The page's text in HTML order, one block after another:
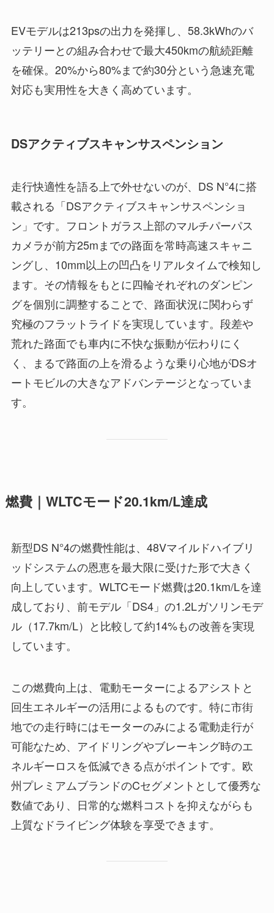
EVモデルは213psの出力を発揮し、58.3kWhのバ
ッテリーとの組み合わせで最大450kmの航続距離
を確保。20%から80%まで約30分という急速充電
対応も実用性を大きく高めています。
DSアクティブスキャンサスペンション
走行快適性を語る上で外せないのが、DS N°4に搭
載される「DSアクティブスキャンサスペンショ
ン」です。フロントガラス上部のマルチパーパス
カメラが前方25mまでの路面を常時高速スキャニ
ングし、10mm以上の凹凸をリアルタイムで検知し
ます。その情報をもとに四輪それぞれのダンピン
グを個別に調整することで、路面状況に関わらず
究極のフラットライドを実現しています。段差や
荒れた路面でも車内に不快な振動が伝わりにく
く、まるで路面の上を滑るような乗り心地がDSオ
ートモビルの大きなアドバンテージとなっていま
す。
燃費｜WLTCモード20.1km/L達成
新型DS N°4の燃費性能は、48Vマイルドハイブリ
ッドシステムの恩恵を最大限に受けた形で大きく
向上しています。WLTCモード燃費は20.1km/Lを達
成しており、前モデル「DS4」の1.2Lガソリンモデ
ル（17.7km/L）と比較して約14%もの改善を実現
しています。
この燃費向上は、電動モーターによるアシストと
回生エネルギーの活用によるものです。特に市街
地での走行時にはモーターのみによる電動走行が
可能なため、アイドリングやブレーキング時のエ
ネルギーロスを低減できる点がポイントです。欧
州プレミアムブランドのCセグメントとして優秀な
数値であり、日常的な燃料コストを抑えながらも
上質なドライビング体験を享受できます。